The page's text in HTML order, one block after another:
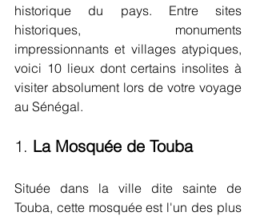
historique du pays. Entre sites
historiques, monuments
impressionnants et villages atypiques,
voici 10 lieux dont certains insolites à
visiter absolument lors de votre voyage
au Sénégal.
1. La Mosquée de Touba
Située dans la ville dite sainte de
Touba, cette mosquée est l'un des plus